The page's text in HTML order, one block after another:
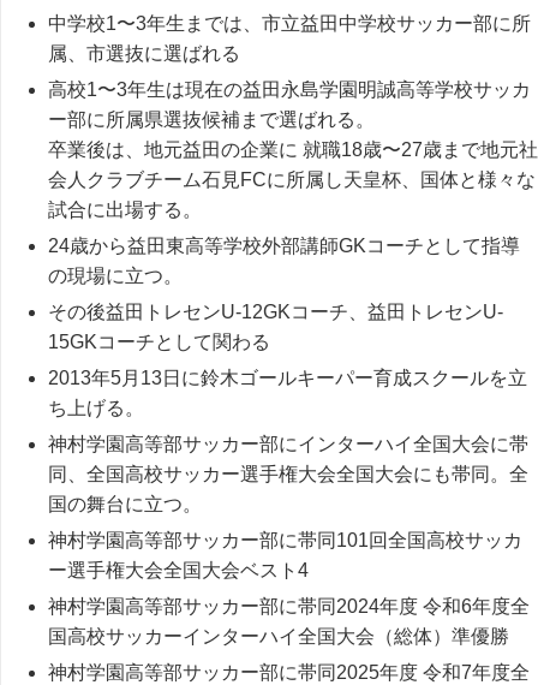
中学校1〜3年生までは、市立益田中学校サッカー部に所
属、市選抜に選ばれる
高校1〜3年生は現在の益田永島学園明誠高等学校サッカ
ー部に所属県選抜候補まで選ばれる。
卒業後は、地元益田の企業に 就職18歳〜27歳まで地元社
会人クラブチーム石見FCに所属し天皇杯、国体と様々な
試合に出場する。
24歳から益田東高等学校外部講師GKコーチとして指導
の現場に立つ。
その後益田トレセンU-12GKコーチ、益田トレセンU-
15GKコーチとして関わる
2013年5月13日に鈴木ゴールキーパー育成スクールを立
ち上げる。
神村学園高等部サッカー部にインターハイ全国大会に帯
同、全国高校サッカー選手権大会全国大会にも帯同。全
国の舞台に立つ。
神村学園高等部サッカー部に帯同101回全国高校サッカ
ー選手権大会全国大会ベスト4
神村学園高等部サッカー部に帯同2024年度 令和6年度全
国高校サッカーインターハイ全国大会（総体）準優勝
神村学園高等部サッカー部に帯同2025年度 令和7年度全